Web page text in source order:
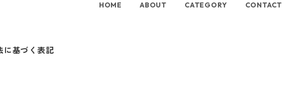
HOME ABOUT CATEGORY CONTACT
に基づく表記